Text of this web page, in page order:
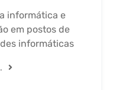
informática e
em postos de
informáticas